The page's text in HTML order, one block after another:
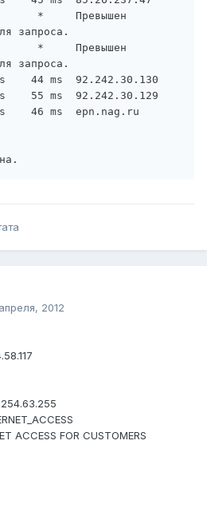
*     Превышен
запроса.
*     Превышен
запроса.
44 ms  92.242.30.130
55 ms  92.242.30.129
46 ms  epn.nag.ru
2012
ACCESS FOR CUSTOMERS